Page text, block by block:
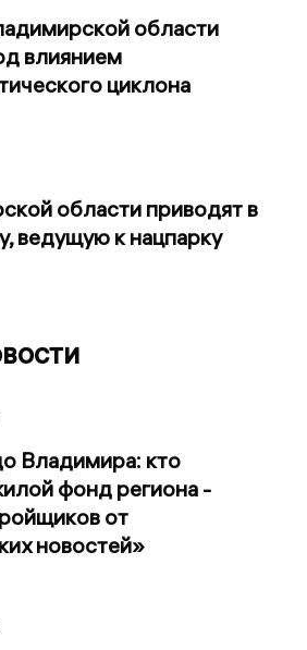
области
влиянием
циклона
области приводят в
ведущую к нацпарку
Владимира: кто
фонд региона -
от
новостей»